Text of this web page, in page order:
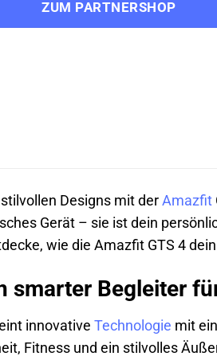
ZUM PARTNERSHOP
Designs mit der Amazfit
Gerät – sie ist dein
wie die Amazfit GTS 4
smarter Begleiter
innovative Technologie mit
Fitness und ein stilvolles